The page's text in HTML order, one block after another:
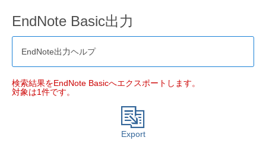
EndNote Basic出力
EndNote出力ヘルプ
検索結果をEndNote Basicへエクスポートします。
対象は1件です。
Export